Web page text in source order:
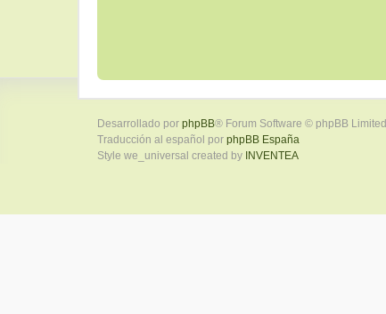
Desarrollado por phpBB® Forum Software © phpBB Limited
Traducción al español por phpBB España
Style we_universal created by INVENTEA